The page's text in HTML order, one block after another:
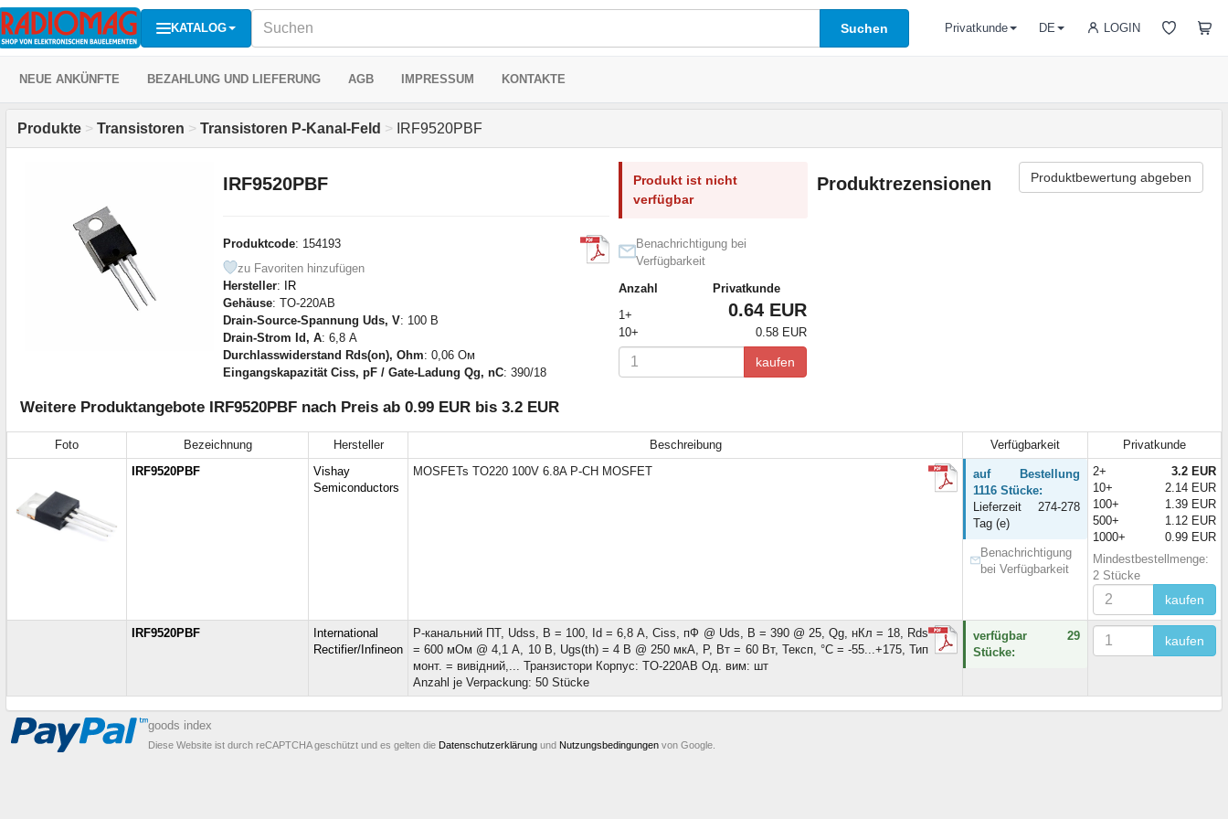
KATALOG Suchen LOGIN
Privatkunde DE
NEUE ANKÜNFTE BEZAHLUNG UND LIEFERUNG AGB IMPRESSUM KONTAKTE
Produkte > Transistoren > Transistoren P-Kanal-Feld > IRF9520PBF
IRF9520PBF
Produktcode: 154193
zu Favoriten hinzufügen
Hersteller:
IR
Gehäuse: TO-220AB
Drain-Source-Spannung Uds, V: 100 В
Drain-Strom Id, A: 6,8 А
Durchlasswiderstand Rds(on), Ohm: 0,06 Ом
Eingangskapazität Ciss, pF / Gate-Ladung Qg, nC: 390/18
Produkt ist nicht
verfügbar
Benachrichtigung bei
Verfügbarkeit
Anzahl
Privatkunde
1+
0.64 EUR
10+ 0.58 EUR
kaufen
Produktrezensionen Produktbewertung abgeben
Weitere Produktangebote IRF9520PBF nach Preis ab 0.99 EUR bis 3.2 EUR
Foto Bezeichnung Hersteller Beschreibung Verfügbarkeit
Privatkunde
IRF9520PBF
Vishay
Semiconductors
MOSFETs TO220 100V 6.8A P-CH MOSFET
auf Bestellung
1116 Stücke:
Lieferzeit 274-278
Tag (e)
Benachrichtigung
bei Verfügbarkeit
2+
3.2 EUR
10+
2.14 EUR
100+
1.39 EUR
500+
1.12 EUR
1000+
0.99 EUR
Mindestbestellmenge:
2 Stücke
kaufen
IRF9520PBF
International
Rectifier/Infineon
P-канальний ПТ, Udss, В = 100, Id = 6,8 А, Ciss, пФ @ Uds, В = 390 @ 25, Qg, нКл = 18, Rds
= 600 мОм @ 4,1 A, 10 В, Ugs(th) = 4 В @ 250 мкА, Р, Вт = 60 Вт, Тексп, °C = -55...+175, Тип
монт. = вивідний,... Транзистори Корпус: TO-220AB Од. вим: шт
Anzahl je Verpackung: 50 Stücke
verfügbar 29
Stücke:
kaufen
goods index
Diese Website ist durch reCAPTCHA geschützt und es gelten die Datenschutzerklärung und Nutzungsbedingungen von Google.